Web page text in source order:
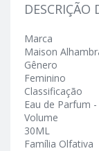
Marca
Maison
Gênero
Feminino
Classificação
Eau de Parfum -
Volume
30ML
Família Olfativa